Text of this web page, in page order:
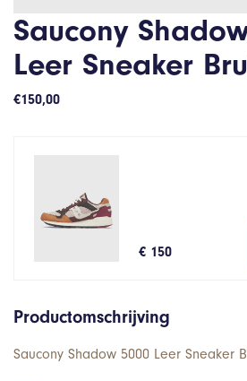
Saucony
Leer Sneaker
€150,00
€ 150
Productomschrijving
Saucony Shadow 5000 Leer Sneaker